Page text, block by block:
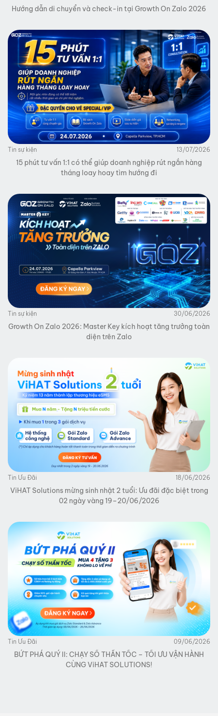
Hướng dẫn di chuyển và check-in tại Growth On Zalo 2026
Tin sự kiện 13/07/2026
15 phút tư vấn 1:1 có thể giúp doanh nghiệp rút ngắn hàng
tháng loay hoay tìm hướng đi
Tin sự kiện 30/06/2026
Growth On Zalo 2026: Master Key kích hoạt tăng trưởng toàn
diện trên Zalo
Tin Ưu Đãi 18/06/2026
ViHAT Solutions mừng sinh nhật 2 tuổi: Ưu đãi đặc biệt trong
02 ngày vàng 19–20/06/2026
Tin Ưu Đãi 09/06/2026
BỨT PHÁ QUÝ II: CHẠY SỐ THẦN TỐC – TỐI ƯU VẬN HÀNH
CÙNG ViHAT SOLUTIONS!